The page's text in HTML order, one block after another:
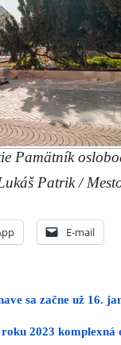
Pamätník
Patrik /
E-mail
sa začne už 16.
2023 komplexná